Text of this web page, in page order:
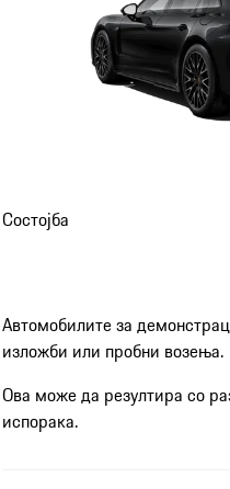
Состојба
Автомобилите за
изложби или пробни возења.
Ова може да резултира со
испорака.